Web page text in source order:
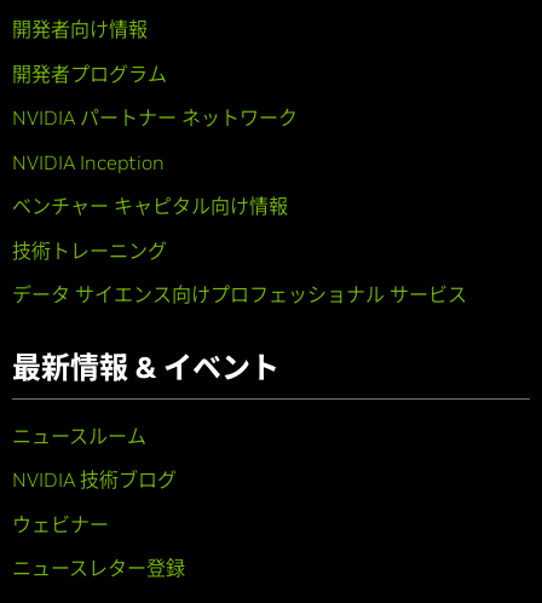
開発者向け情報
開発者プログラム
NVIDIA パートナー ネットワーク
NVIDIA Inception
ベンチャー キャピタル向け情報
技術トレーニング
データ サイエンス向けプロフェッショナル サービス
最新情報 & イベント
ニュースルーム
NVIDIA 技術ブログ
ウェビナー
ニュースレター登録